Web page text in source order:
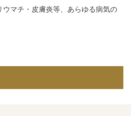
マチ・皮膚炎等、あらゆる病気の